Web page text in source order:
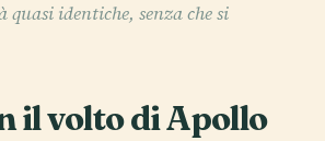
identiche, senza che si
il volto di Apollo